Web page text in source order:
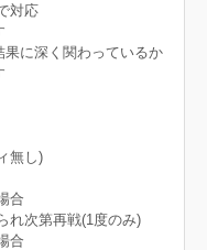
対応
に深く関わっているか
無し)
合
れ次第再戦(1度のみ)
合